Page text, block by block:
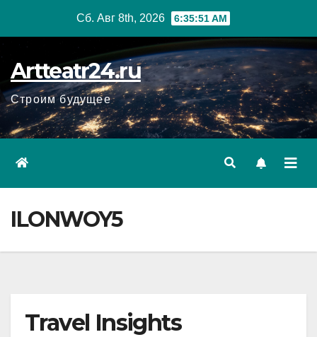
Сб. Авг 8th, 2026 6:35:52 AM
Artteatr24.ru
Строим будущее
ILONWOY5
Travel Insights